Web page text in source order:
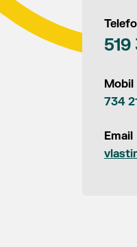
519
Mobil
734
Email